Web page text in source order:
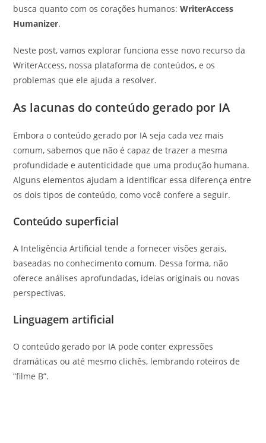
busca quanto com os corações humanos:WriterAccess
Humanizer.
Neste post, vamos explorar funciona esse novo recurso da
WriterAccess, nossa plataforma de conteúdos, e os
problemas que ele ajuda a resolver.
As lacunas do conteúdo gerado por IA
Embora o conteúdo gerado por IA seja cada vez mais
comum, sabemos que não é capaz de trazer a mesma
profundidade e autenticidade que uma produção humana.
Alguns elementos ajudam a identificar essa diferença entre
os dois tipos de conteúdo, como você confere a seguir.
Conteúdo superficial
A Inteligência Artificial tende a fornecer visões gerais,
baseadas no conhecimento comum. Dessa forma, não
oferece análises aprofundadas, ideias originais ou novas
perspectivas.
Linguagem artificial
O conteúdo gerado por IA pode conter expressões
dramáticas ou até mesmo clichês, lembrando roteiros de
“filme B”.